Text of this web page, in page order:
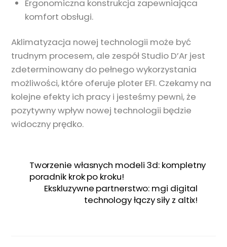
Ergonomiczna konstrukcja zapewniająca
komfort obsługi.
Aklimatyzacja nowej technologii może być
trudnym procesem, ale zespół Studio D’Ar jest
zdeterminowany do pełnego wykorzystania
możliwości, które oferuje ploter EFI. Czekamy na
kolejne efekty ich pracy i jesteśmy pewni, że
pozytywny wpływ nowej technologii będzie
widoczny prędko.
Tworzenie własnych modeli 3d: kompletny
poradnik krok po kroku!
Ekskluzywne partnerstwo: mgi digital
technology łączy siły z altix!